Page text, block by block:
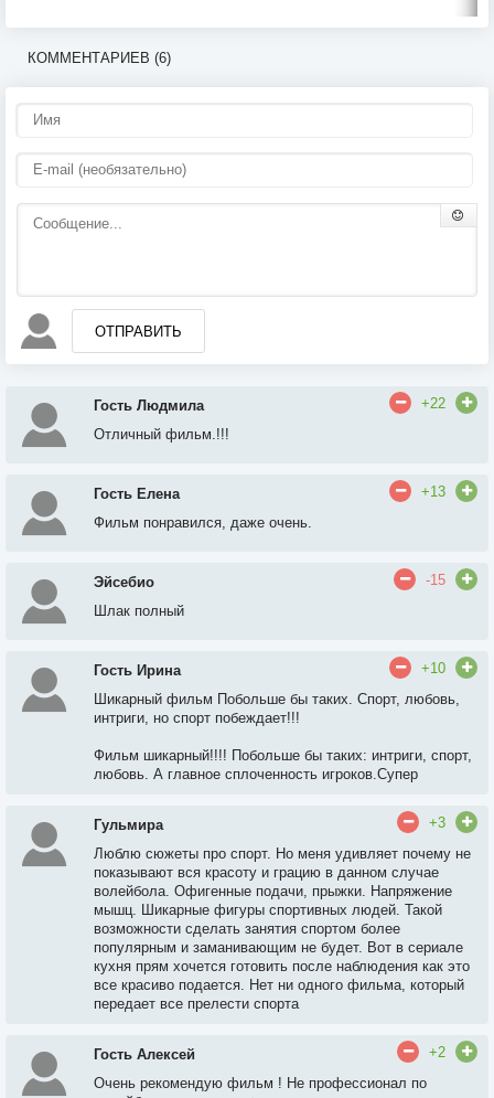
КОММЕНТАРИЕВ (6)
ОТПРАВИТЬ
Гость Людмила
+22
Отличный фильм.!!!
Гость Елена
+13
Фильм понравился, даже очень.
Эйсебио
-15
Шлак полный
Гость Ирина
+10
Шикарный фильм Побольше бы таких. Спорт, любовь,
интриги, но спорт побеждает!!!
Фильм шикарный!!!! Побольше бы таких: интриги, спорт,
любовь. А главное сплоченность игроков.Супер
Гульмира
+3
Люблю сюжеты про спорт. Но меня удивляет почему не
показывают вся красоту и грацию в данном случае
волейбола. Офигенные подачи, прыжки. Напряжение
мышц. Шикарные фигуры спортивных людей. Такой
возможности сделать занятия спортом более
популярным и заманивающим не будет. Вот в сериале
кухня прям хочется готовить после наблюдения как это
все красиво подается. Нет ни одного фильма, который
передает все прелести спорта
Гость Алексей
+2
Очень рекомендую фильм ! Не профессионал по